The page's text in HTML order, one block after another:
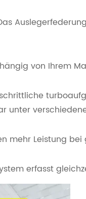
von Ihrem
unter
mehr Leistung
erfasst